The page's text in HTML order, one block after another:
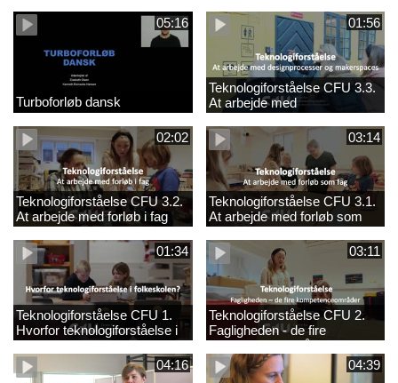
05:16
Turboforløb dansk
01:56
Teknologiforståelse CFU 3.3.
At arbejde med
designprocesser og
makerspaces
02:02
Teknologiforståelse CFU 3.2.
At arbejde med forløb i fag
03:14
Teknologiforståelse CFU 3.1.
At arbejde med forløb som
fag
01:34
Teknologiforståelse CFU 1.
Hvorfor teknologiforståelse i
folkeskolen?
03:11
Teknologiforståelse CFU 2.
Fagligheden - de fire
kompetenceområder
04:16
04:39